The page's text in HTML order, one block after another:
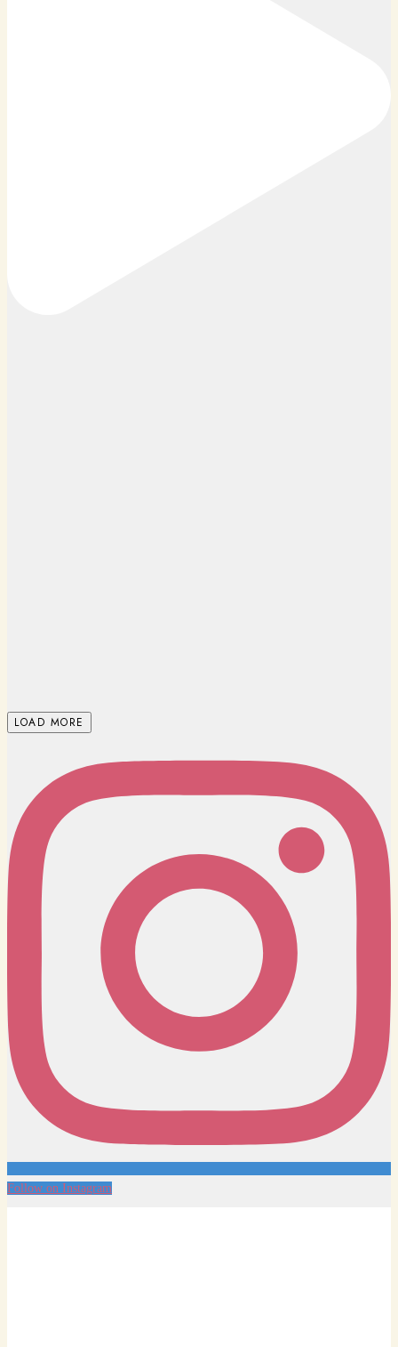
LOAD MORE
Follow on Instagram